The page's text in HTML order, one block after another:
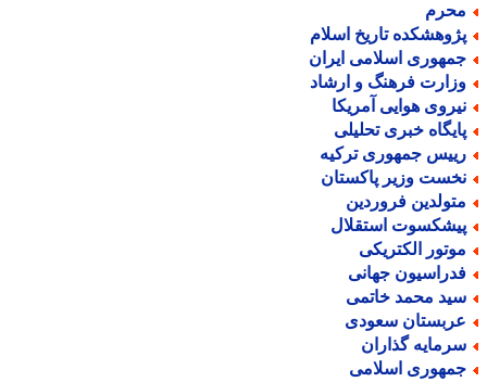
تاریخ اسلام
اسلامی ایران
فرهنگ و ارشاد
هوایی آمریکا
خبری تحلیلی
جمهوری ترکیه
وزیر پاکستان
فروردین
استقلال
الکتریکی
جهانی
محمد خاتمی
سعودی
گذاران
اسلامی